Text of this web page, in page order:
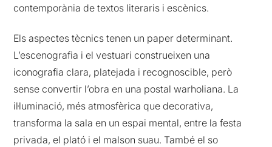
contemporània de textos literaris i escènics.
Els aspectes tècnics tenen un paper determinant.
L’escenografia i el vestuari construeixen una
iconografia clara, platejada i recognoscible, però
sense convertir l’obra en una postal warholiana. La
il·luminació, més atmosfèrica que decorativa,
transforma la sala en un espai mental, entre la festa
privada, el plató i el malson suau. També el so